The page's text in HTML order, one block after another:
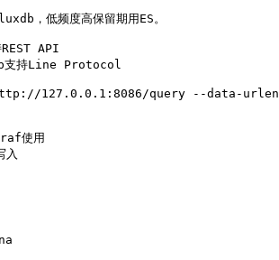
，低频度高保留期用ES。
API
支持Line Protocol
127.0.0.1:8086/query --data-
使用
入